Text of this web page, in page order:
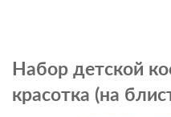
Набор детской
красотка (на